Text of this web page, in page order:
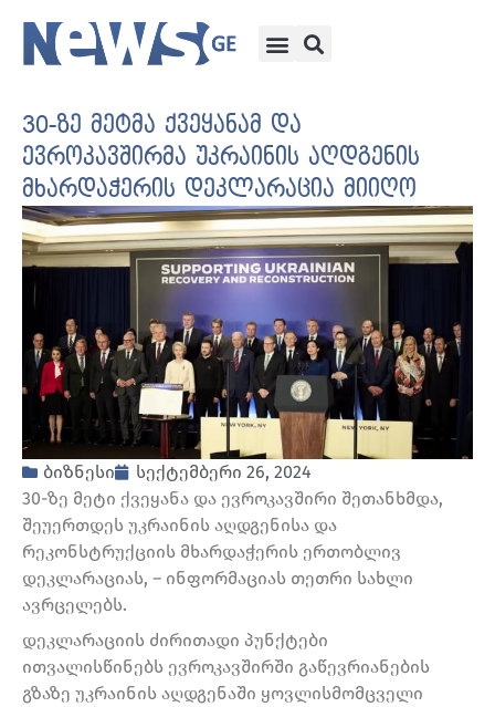
30-ზე მეტმა ქვეყანამ და
ევროკავშირმა უკრაინის აღდგენის
მხარდაჭერის დეკლარაცია მიიღო
ბიზნესი
სექტემბერი 26, 2024
30-ზე მეტი ქვეყანა და ევროკავშირი შეთანხმდა,
შეუერთდეს უკრაინის აღდგენისა და
რეკონსტრუქციის მხარდაჭერის ერთობლივ
დეკლარაციას, – ინფორმაციას თეთრი სახლი
ავრცელებს.
დეკლარაციის ძირითადი პუნქტები
ითვალისწინებს ევროკავშირში გაწევრიანების
გზაზე უკრაინის აღდგენაში ყოვლისმომცველი